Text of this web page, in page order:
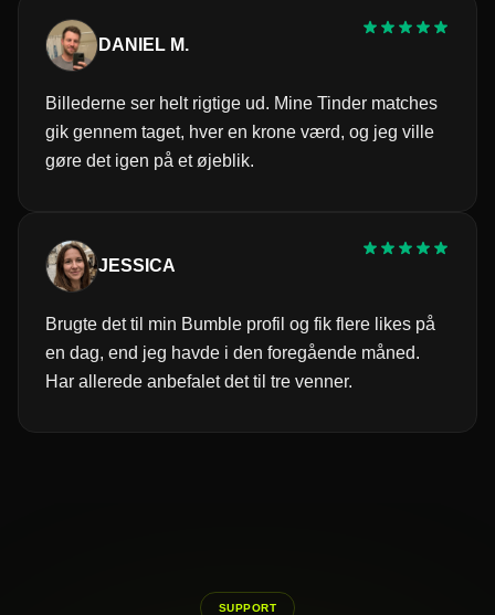
DANIEL M.
Billederne ser helt rigtige ud. Mine Tinder matches
gik gennem taget, hver en krone værd, og jeg ville
gøre det igen på et øjeblik.
JESSICA
Brugte det til min Bumble profil og fik flere likes på
en dag, end jeg havde i den foregående måned.
Har allerede anbefalet det til tre venner.
SUPPORT